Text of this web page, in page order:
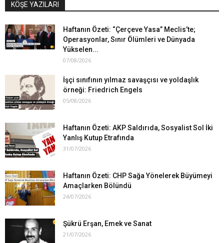
KÖŞE YAZILARI
Haftanın Özeti: “Çerçeve Yasa” Meclis’te;
Operasyonlar, Sınır Ölümleri ve Dünyada
Yükselen...
07/08/2026
İşçi sınıfının yılmaz savaşçısı ve yoldaşlık
örneği: Friedrich Engels
05/08/2026
Haftanın Özeti: AKP Saldırıda, Sosyalist Sol İki
Yanlış Kutup Etrafında
31/07/2026
Haftanın Özeti: CHP Sağa Yönelerek Büyümeyi
Amaçlarken Bölündü
24/07/2026
Şükrü Erşan, Emek ve Sanat
21/07/2026